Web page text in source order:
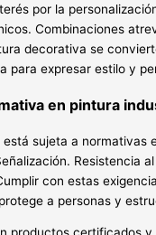
por la
Combinaciones
decorativa se
para expresar estilo y
en pintura
sujeta a normativas
Resistencia
con estas
a personas y